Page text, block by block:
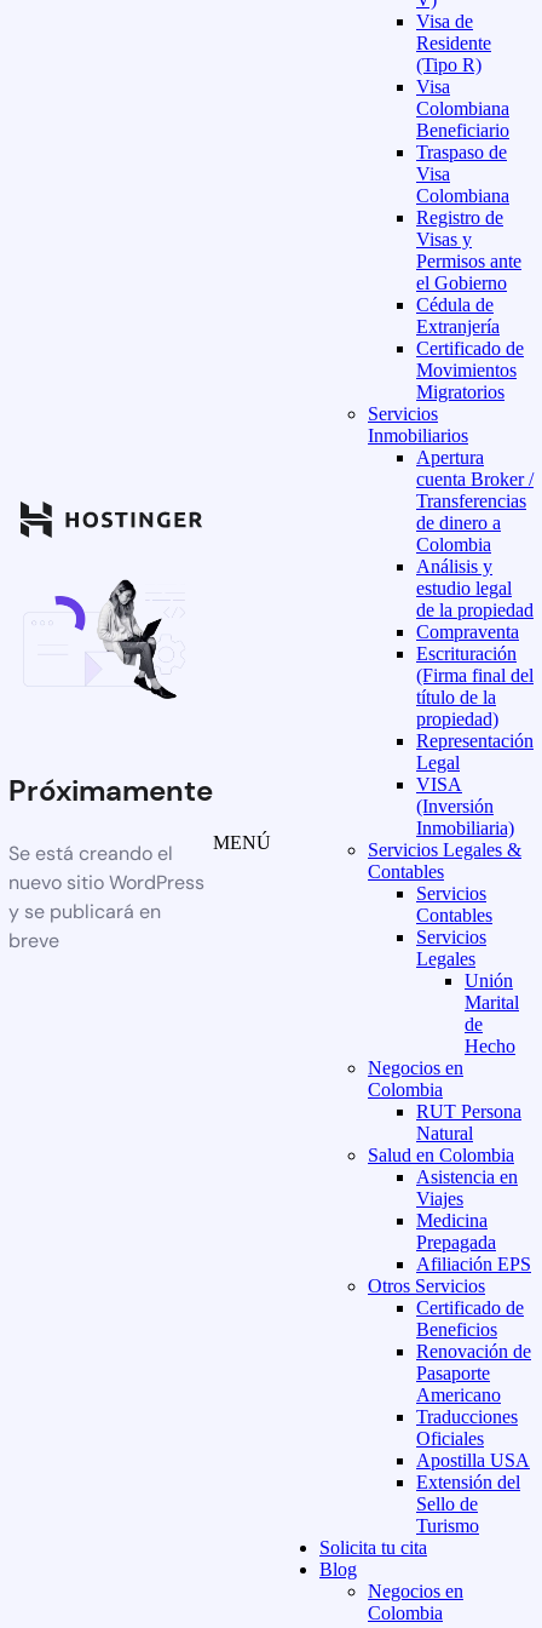
Próximamente
Se está creando el
nuevo sitio WordPress
y se publicará en
breve
MENÚ
Visa de
Residente
(Tipo R)
Visa
Colombiana
Beneficiario
Traspaso de
Visa
Colombiana
Registro de
Visas y
Permisos ante
el Gobierno
Cédula de
Extranjería
Certificado de
Movimientos
Migratorios
Servicios
Inmobiliarios
Apertura
cuenta Broker /
Transferencias
de dinero a
Colombia
Análisis y
estudio legal
de la propiedad
Compraventa
Escrituración
(Firma final del
título de la
propiedad)
Representación
Legal
VISA
(Inversión
Inmobiliaria)
Servicios Legales &
Contables
Servicios
Contables
Servicios
Legales
Unión
Marital
de
Hecho
Negocios en
Colombia
RUT Persona
Natural
Salud en Colombia
Asistencia en
Viajes
Medicina
Prepagada
Afiliación EPS
Otros Servicios
Certificado de
Beneficios
Renovación de
Pasaporte
Americano
Traducciones
Oficiales
Apostilla USA
Extensión del
Sello de
Turismo
Solicita tu cita
Blog
Negocios en
Colombia